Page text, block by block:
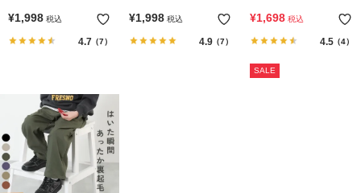
¥1,998 税込
4.7 （7）
¥1,998 税込
4.9（7）
¥1,698 税込
4.5（4）
SALE